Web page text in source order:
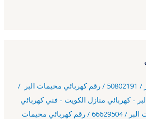
كهربائي مخيمات البر / 50802191 / رقم كهربائي مخيمات البر /
- كهربائي منازل الكويت - فني كهربائي
كهربائي مخيمات البر / 66629504 / رقم كهربائي مخيمات